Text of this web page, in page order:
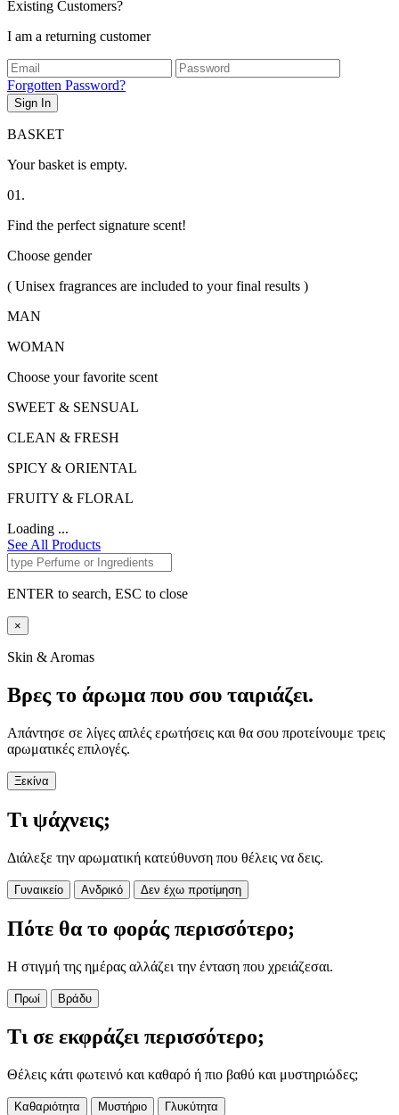
Existing Customers?
I am a returning customer
Forgotten Password?
Sign In
BASKET
Your basket is empty.
01.
Find the perfect signature scent!
Choose gender
( Unisex fragrances are included to your final results )
MAN
WOMAN
Choose your favorite scent
SWEET & SENSUAL
CLEAN & FRESH
SPICY & ORIENTAL
FRUITY & FLORAL
Loading ...
See All Products
ENTER to search, ESC to close
×
Skin & Aromas
Βρες το άρωμα που σου ταιριάζει.
Απάντησε σε λίγες απλές ερωτήσεις και θα σου προτείνουμε τρεις
αρωματικές επιλογές.
Ξεκίνα
Τι ψάχνεις;
Διάλεξε την αρωματική κατεύθυνση που θέλεις να δεις.
Γυναικείο Ανδρικό Δεν έχω προτίμηση
Πότε θα το φοράς περισσότερο;
Η στιγμή της ημέρας αλλάζει την ένταση που χρειάζεσαι.
Πρωί Βράδυ
Τι σε εκφράζει περισσότερο;
Θέλεις κάτι φωτεινό και καθαρό ή πιο βαθύ και μυστηριώδες;
Καθαριότητα Μυστήριο Γλυκύτητα